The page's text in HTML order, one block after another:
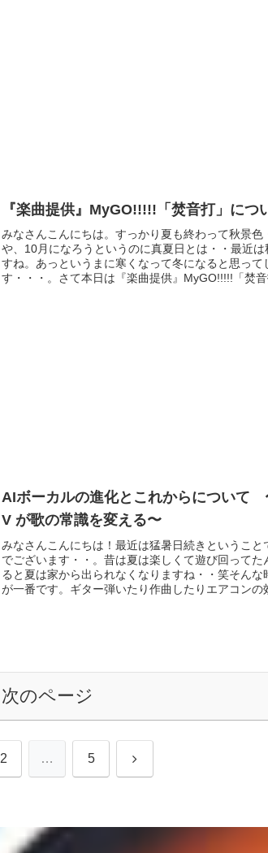
『楽曲提供』MyGO!!!!!「焚音打」につ
みなさんこんにちは。すっかり夏も終わって秋景色
や、10月になろうというのに真夏日とは・・最近は
すね。あっというまに寒くなって冬になると思って
す・・・。さて本日は『楽曲提供』MyGO!!!!!「焚
AIボーカルの進化とこれからについて
V が歌の常識を変える〜
みなさんこんにちは！最近は猛暑日続きということ
でございます・・。昔は夏は楽しくて遊び回ってた
ると夏は家から出られなくなりますね・・笑そんな
が一番です。ギター弾いたり作曲したりエアコンの
次のページ
2 … 5 次